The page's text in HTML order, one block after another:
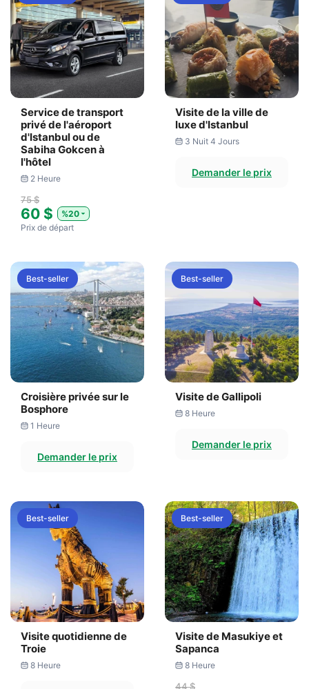
Service de transport
privé de l'aéroport
d'Istanbul ou de
Sabiha Gokcen à
l'hôtel
2 Heure
75 $
60 $
%20
Prix ​​de départ
Visite de la ville de
luxe d'Istanbul
3 Nuit 4 Jours
Demander le prix
Best-seller
Croisière privée sur le
Bosphore
1 Heure
Demander le prix
Best-seller
Visite de Gallipoli
8 Heure
Demander le prix
Best-seller
Visite quotidienne de
Troie
8 Heure
Best-seller
Visite de Masukiye et
Sapanca
8 Heure
44 $